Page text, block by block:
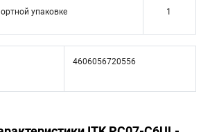
упаковке 1
4606056720556